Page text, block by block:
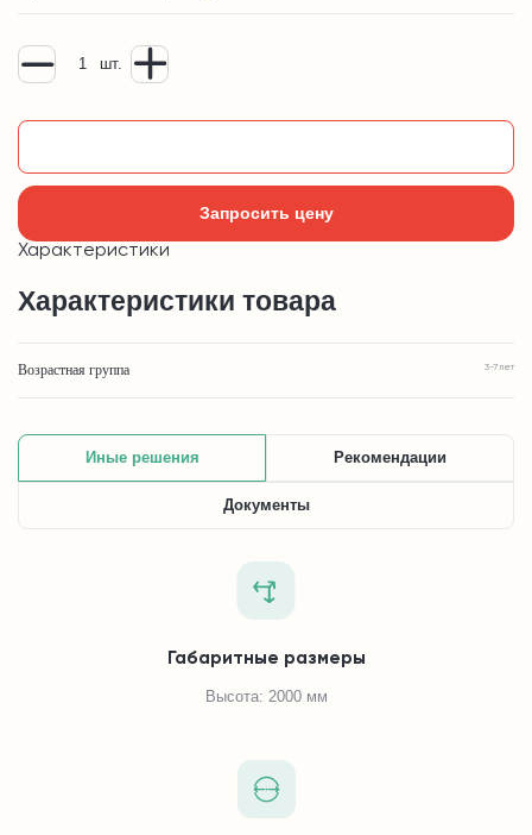
шт.
Запросить цену
Характеристики
Характеристики товара
Возрастная группа 3-7 лет
Иные решения Рекомендации
Документы
Габаритные размеры
Высота: 2000 мм